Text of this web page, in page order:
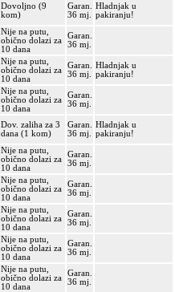
Dovoljno (9
kom)
Garan.
36 mj.
Hladnjak u
pakiranju!
Nije na putu,
obično dolazi za
10 dana
Garan.
36 mj.
Nije na putu,
obično dolazi za
10 dana
Garan.
36 mj.
Hladnjak u
pakiranju!
Nije na putu,
obično dolazi za
10 dana
Garan.
36 mj.
Dov. zaliha za 3
dana (1 kom)
Garan.
36 mj.
Hladnjak u
pakiranju!
Nije na putu,
obično dolazi za
10 dana
Garan.
36 mj.
Nije na putu,
obično dolazi za
10 dana
Garan.
36 mj.
Nije na putu,
obično dolazi za
10 dana
Garan.
36 mj.
Nije na putu,
obično dolazi za
10 dana
Garan.
36 mj.
Nije na putu,
obično dolazi za
10 dana
Garan.
36 mj.